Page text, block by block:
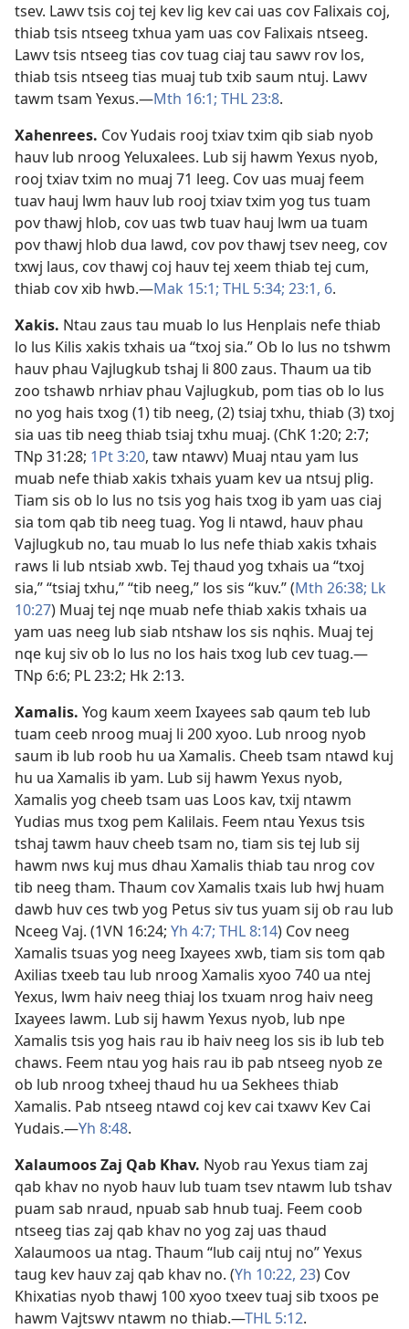
tsev. Lawv tsis coj tej kev lig kev cai uas cov Falixais coj,
thiab tsis ntseeg txhua yam uas cov Falixais ntseeg.
Lawv tsis ntseeg tias cov tuag ciaj tau sawv rov los,
thiab tsis ntseeg tias muaj tub txib saum ntuj. Lawv
tawm tsam Yexus.​—Mth 16:1; THL 23:8.
Xahenrees. Cov Yudais rooj txiav txim qib siab nyob
hauv lub nroog Yeluxalees. Lub sij hawm Yexus nyob,
rooj txiav txim no muaj 71 leeg. Cov uas muaj feem
tuav hauj lwm hauv lub rooj txiav txim yog tus tuam
pov thawj hlob, cov uas twb tuav hauj lwm ua tuam
pov thawj hlob dua lawd, cov pov thawj tsev neeg, cov
txwj laus, cov thawj coj hauv tej xeem thiab tej cum,
thiab cov xib hwb.​—Mak 15:1; THL 5:34; 23:1, 6.
Xakis. Ntau zaus tau muab lo lus Henplais nefe thiab
lo lus Kilis xakis txhais ua “txoj sia.” Ob lo lus no tshwm
hauv phau Vajlugkub tshaj li 800 zaus. Thaum ua tib
zoo tshawb nrhiav phau Vajlugkub, pom tias ob lo lus
no yog hais txog (1) tib neeg, (2) tsiaj txhu, thiab (3) txoj
sia uas tib neeg thiab tsiaj txhu muaj. (ChK 1:20; 2:7;
TNp 31:28; 1Pt 3:20, taw ntawv) Muaj ntau yam lus
muab nefe thiab xakis txhais yuam kev ua ntsuj plig.
Tiam sis ob lo lus no tsis yog hais txog ib yam uas ciaj
sia tom qab tib neeg tuag. Yog li ntawd, hauv phau
Vajlugkub no, tau muab lo lus nefe thiab xakis txhais
raws li lub ntsiab xwb. Tej thaud yog txhais ua “txoj
sia,” “tsiaj txhu,” “tib neeg,” los sis “kuv.” (Mth 26:38; Lk
10:27) Muaj tej nqe muab nefe thiab xakis txhais ua
yam uas neeg lub siab ntshaw los sis nqhis. Muaj tej
nqe kuj siv ob lo lus no los hais txog lub cev tuag.​—
TNp 6:6; PL 23:2; Hk 2:13.
Xamalis. Yog kaum xeem Ixayees sab qaum teb lub
tuam ceeb nroog muaj li 200 xyoo. Lub nroog nyob
saum ib lub roob hu ua Xamalis. Cheeb tsam ntawd kuj
hu ua Xamalis ib yam. Lub sij hawm Yexus nyob,
Xamalis yog cheeb tsam uas Loos kav, txij ntawm
Yudias mus txog pem Kalilais. Feem ntau Yexus tsis
tshaj tawm hauv cheeb tsam no, tiam sis tej lub sij
hawm nws kuj mus dhau Xamalis thiab tau nrog cov
tib neeg tham. Thaum cov Xamalis txais lub hwj huam
dawb huv ces twb yog Petus siv tus yuam sij ob rau lub
Nceeg Vaj. (1VN 16:24; Yh 4:7; THL 8:14) Cov neeg
Xamalis tsuas yog neeg Ixayees xwb, tiam sis tom qab
Axilias txeeb tau lub nroog Xamalis xyoo 740 ua ntej
Yexus, lwm haiv neeg thiaj los txuam nrog haiv neeg
Ixayees lawm. Lub sij hawm Yexus nyob, lub npe
Xamalis tsis yog hais rau ib haiv neeg los sis ib lub teb
chaws. Feem ntau yog hais rau ib pab ntseeg nyob ze
ob lub nroog txheej thaud hu ua Sekhees thiab
Xamalis. Pab ntseeg ntawd coj kev cai txawv Kev Cai
Yudais.​—Yh 8:48.
Xalaumoos Zaj Qab Khav. Nyob rau Yexus tiam zaj
qab khav no nyob hauv lub tuam tsev ntawm lub tshav
puam sab nraud, npuab sab hnub tuaj. Feem coob
ntseeg tias zaj qab khav no yog zaj uas thaud
Xalaumoos ua ntag. Thaum “lub caij ntuj no” Yexus
taug kev hauv zaj qab khav no. (Yh 10:22, 23) Cov
Khixatias nyob thawj 100 xyoo txeev tuaj sib txoos pe
hawm Vajtswv ntawm no thiab.​—THL 5:12.